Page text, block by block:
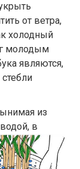
от ветра,
холодный
молодым
являются,
из
в